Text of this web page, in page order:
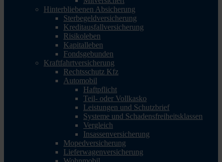
Hinterbliebenen Absicherung
Sterbegeldversicherung
Kreditausfallversicherung
Risikoleben
Kapitalleben
Fondsgebunden
Kraftfahrtversicherung
Rechtsschutz Kfz
Automobil
Haftpflicht
Teil- oder Vollkasko
Leistungen und Schutzbrief
Systeme und Schadensfreiheitsklassen
Vergleich
Insassenversicherung
Mopedversicherung
Lieferwagenversicherung